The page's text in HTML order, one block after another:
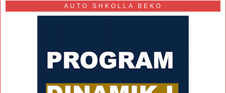
AUTO SHKOLLA BEKO